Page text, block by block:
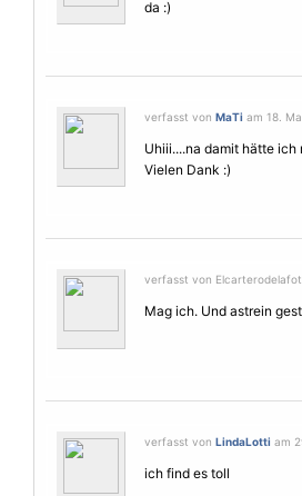
da :)
verfasst von MaTi am 18.
Uhiii....na damit hätte
Vielen Dank :)
verfasst von
Mag ich. Und astrein
verfasst von LindaLotti am
ich find es toll